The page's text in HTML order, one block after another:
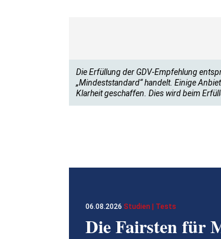
Die Erfüllung der GDV-Empfehlung
„Mindeststandard“ handelt. Einige
Klarheit geschaffen. Dies wird beim
06.08.2026 Studien | Tests
Die Fairsten für